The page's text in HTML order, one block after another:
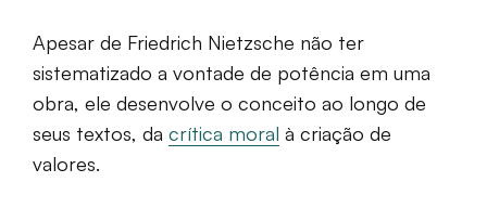
Apesar de Friedrich Nietzsche não ter
sistematizado a vontade de potência em uma
obra, ele desenvolve o conceito ao longo de
seus textos, da crítica moral à criação de
valores.